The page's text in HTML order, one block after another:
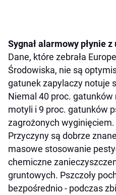
Sygnał alarmowy płynie z
Dane, które zebrała
Środowiska, nie są
gatunek zapylaczy notuje
Niemal 40 proc.
motyli i 9 proc. gatunków
zagrożonych wyginięciem.
Przyczyny są dobrze
masowe stosowanie
chemiczne
gruntowych. Pszczoły
bezpośrednio - podczas